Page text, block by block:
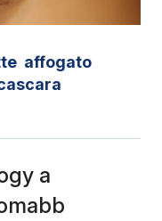
affogato
a